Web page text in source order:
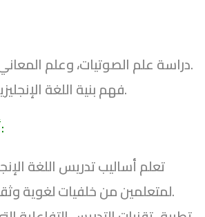
دراسة علم الصوتيات، وعلم المعاني، وعلم النحو.
فهم بنية اللغة الإنجليزية وقواعدها.
:
تعلم أساليب تدريس اللغة
لمتعلمين من خلفيات لغوية وثقافية متنوعة.